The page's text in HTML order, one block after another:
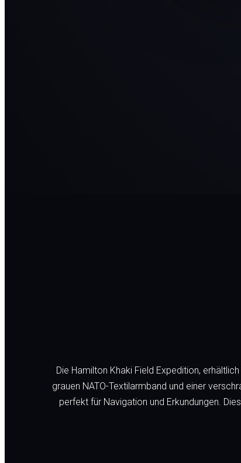
Die Hamilton Khaki Field Expedition,
grauen NATO-Textilarmband und einer
perfekt für Navigation und Erkundungen.